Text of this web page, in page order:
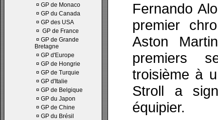
¤ GP de Monaco
¤ GP du Canada
¤ GP des USA
¤ GP de France
¤ GP de Grande
Bretagne
¤ GP d'Europe
¤ GP de Hongrie
¤ GP de Turquie
¤ GP d'Italie
¤ GP de Belgique
¤ GP du Japon
¤ GP de Chine
¤ GP du Brésil
Fernando
premier
Aston
premiers
troisième à
Stroll a
équipier.